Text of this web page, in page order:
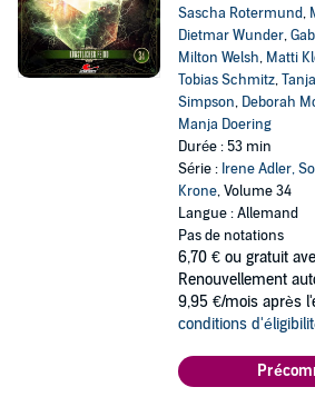
Sascha Rotermund,
Dietmar Wunder,
Milton Welsh, Matti
Tobias Schmitz,
Simpson, Deborah
Manja Doering
Durée : 53 min
Série : Irene Adler,
Krone, Volume 34
Langue : Allemand
Pas de notations
6,70 € ou gratuit
Renouvellement
9,95 €/mois après
conditions